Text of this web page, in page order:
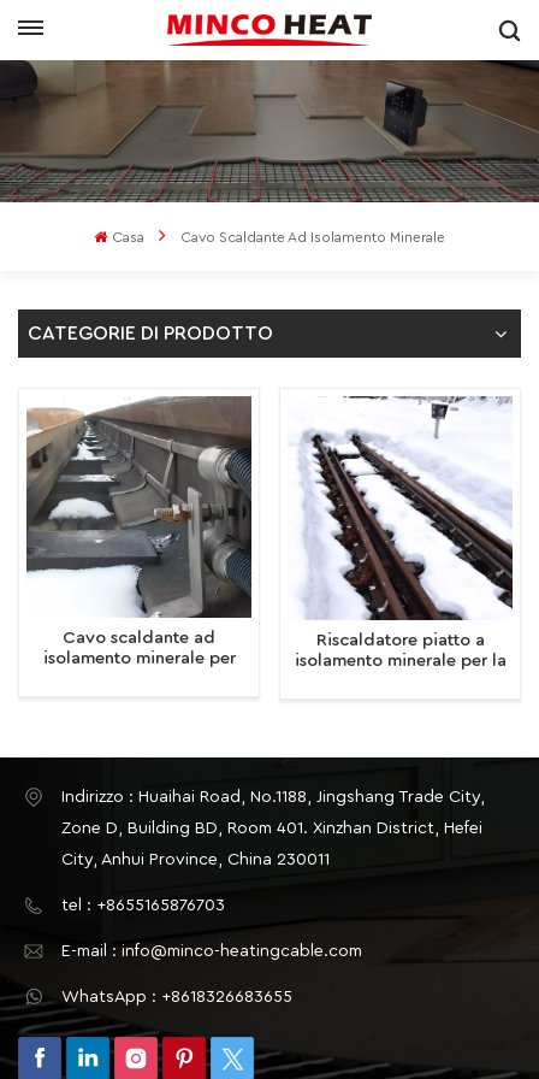
Casa Cavo Scaldante Ad Isolamento Minerale
CATEGORIE DI PRODOTTO
Cavo scaldante ad
isolamento minerale per
Riscaldatore piatto a
isolamento minerale per la
Indirizzo : Huaihai Road, No.1188, Jingshang Trade City,
Zone D, Building BD, Room 401. Xinzhan District, Hefei
City, Anhui Province, China 230011
tel : +8655165876703
E-mail : info@minco-heatingcable.com
WhatsApp : +8618326683655